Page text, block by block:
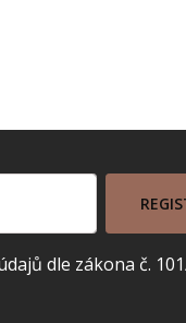
dle zákona č.